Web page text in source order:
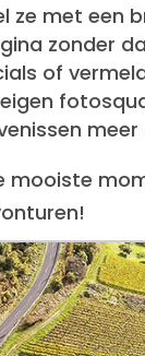
ze met een
zonder
of
meer
mooiste